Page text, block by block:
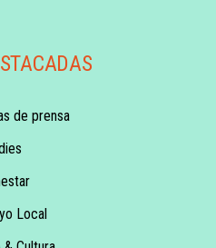
de prensa
Local